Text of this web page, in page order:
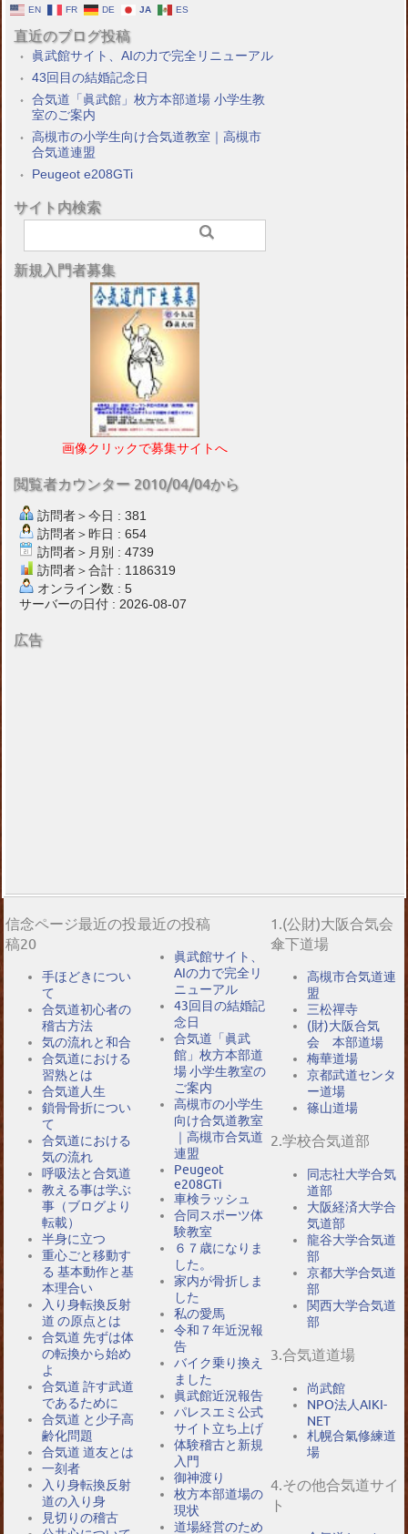
EN FR DE JA ES
直近のブログ投稿
眞武館サイト、AIの力で完全リニューアル
43回目の結婚記念日
合気道「眞武館」枚方本部道場 小学生教
室のご案内
高槻市の小学生向け合気道教室｜高槻市
合気道連盟
Peugeot e208GTi
サイト内検索
新規入門者募集
画像クリックで募集サイトへ
閲覧者カウンター 2010/04/04から
訪問者＞今日 : 381
訪問者＞昨日 : 654
訪問者＞月別 : 4739
訪問者＞合計 : 1186319
オンライン数 : 5
サーバーの日付 : 2026-08-07
広告
信念ページ最近の投
稿20
手ほどきについ
て
合気道初心者の
稽古方法
気の流れと和合
合気道における
習熟とは
合気道人生
鎖骨骨折につい
て
合気道における
気の流れ
呼吸法と合気道
教える事は学ぶ
事（ブログより
転載）
半身に立つ
重心ごと移動す
る 基本動作と基
本理合い
入り身転換反射
道 の原点とは
合気道 先ずは体
の転換から始め
よ
合気道 許す武道
であるために
合気道 と少子高
齢化問題
合気道 道友とは
一刻者
入り身転換反射
道の入り身
見切りの稽古
最近の投稿
眞武館サイト、
AIの力で完全リ
ニューアル
43回目の結婚記
念日
合気道「眞武
館」枚方本部道
場 小学生教室の
ご案内
高槻市の小学生
向け合気道教室
｜高槻市合気道
連盟
Peugeot
e208GTi
車検ラッシュ
合同スポーツ体
験教室
６７歳になりま
した。
家内が骨折しま
した
私の愛馬
令和７年近況報
告
バイク乗り換え
ました
眞武館近況報告
パレスエミ公式
サイト立ち上げ
体験稽古と新規
入門
御神渡り
枚方本部道場の
現状
道場経営のため
1.(公財)大阪合気会
傘下道場
高槻市合気道連
盟
三松禪寺
(財)大阪合気
会 本部道場
梅華道場
京都武道センタ
ー道場
篠山道場
2.学校合気道部
同志社大学合気
道部
大阪経済大学合
気道部
龍谷大学合気道
部
京都大学合気道
部
関西大学合気道
部
3.合気道道場
尚武館
NPO法人AIKI-
NET
札幌合氣修練道
場
4.その他合気道サイ
ト